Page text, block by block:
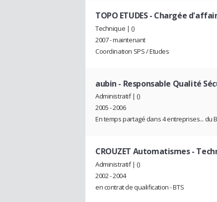
TOPO ETUDES- Chargée
Technique | ()
2007 - maintenant
Coordination SPS / Etudes
aubin - Responsable Qualité
Administratif | ()
2005 - 2006
En temps partagé dans 4 entreprises... du
CROUZET Automatismes-
Administratif | ()
2002 - 2004
en contrat de qualification - BTS